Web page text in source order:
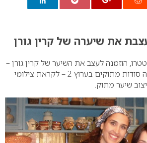
את שיערה של קרין גורן
הוזמנה לעצב את השיער של קרין גורן –
מגישת תוכנית הטלוויזיה סודות מתוקים בערוץ 2 – לקראת צילומי
שיער מתוק.